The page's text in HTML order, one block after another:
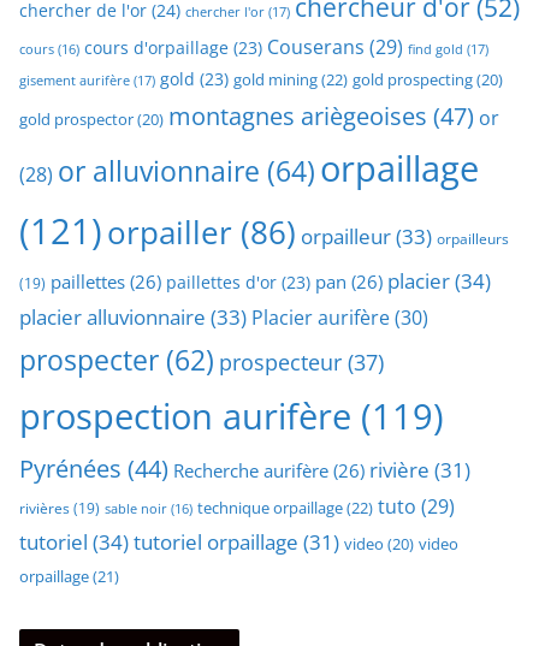
chercher de l'or (24) chercher l'or (17)
cours (16) cours d'orpaillage (23) Couserans (29) find gold (17)
gisement aurifère (17) gold (23) gold mining(22) gold prospecting(20)
gold prospector(20) montagnes ariègeoises (47) or
(28) or alluvionnaire (64)orpaillage
(121)orpailler (86) orpailleur(33) orpailleurs
(19) paillettes (26) paillettes d'or (23) pan (26) placier(34)
placier alluvionnaire (33) Placier aurifère(30)
prospecter (62) prospecteur (37)
prospection aurifère (119)
Pyrénées (44) Recherche aurifère (26) rivière (31)
rivières(19) sable noir (16) technique orpaillage(22) tuto (29)
tutoriel (34)tutoriel orpaillage (31) video (20) video
orpaillage(21)